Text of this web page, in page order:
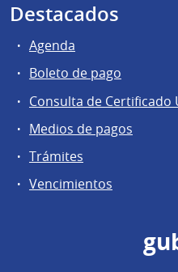
Destacados
Agenda
Boleto de pago
Consulta de Certificado
Medios de pagos
Trámites
Vencimientos